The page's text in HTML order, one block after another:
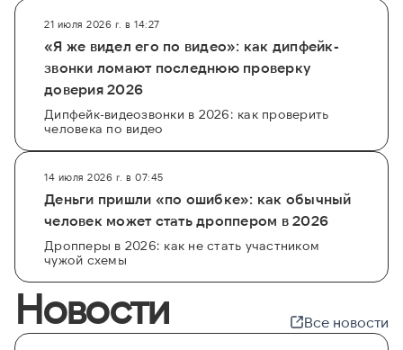
21 июля 2026 г. в 14:27
«Я же видел его по видео»: как дипфейк-
звонки ломают последнюю проверку
доверия 2026
Дипфейк-видеозвонки в 2026: как проверить
человека по видео
14 июля 2026 г. в 07:45
Деньги пришли «по ошибке»: как обычный
человек может стать дроппером в 2026
Дропперы в 2026: как не стать участником
чужой схемы
Новости Все новости